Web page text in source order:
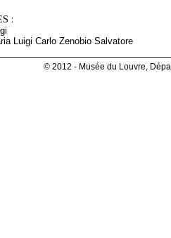
:
Luigi Carlo Zenobio Salvatore
© 2012 - Musée du Louvre,